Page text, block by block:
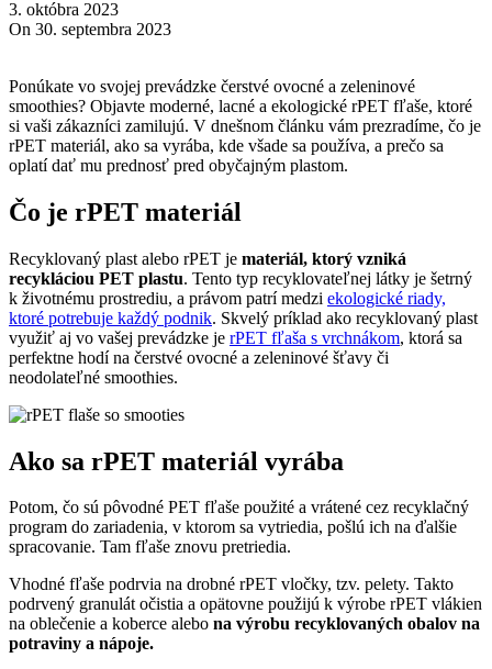
3. októbra 2023
On 30. septembra 2023
Ponúkate vo svojej prevádzke čerstvé ovocné a zeleninové
smoothies? Objavte moderné, lacné a ekologické rPET fľaše, ktoré
si vaši zákazníci zamilujú. V dnešnom článku vám prezradíme, čo je
rPET materiál, ako sa vyrába, kde všade sa používa, a prečo sa
oplatí dať mu prednosť pred obyčajným plastom.
Čo je rPET materiál
Recyklovaný plast alebo rPET je materiál, ktorý vzniká
recykláciou PET plastu. Tento typ recyklovateľnej látky je šetrný
k životnému prostrediu, a právom patrí medzi ekologické riady,
ktoré potrebuje každý podnik. Skvelý príklad ako recyklovaný plast
využiť aj vo vašej prevádzke je rPET fľaša s vrchnákom, ktorá sa
perfektne hodí na čerstvé ovocné a zeleninové šťavy či
neodolateľné smoothies.
Ako sa rPET materiál vyrába
Potom, čo sú pôvodné PET fľaše použité a vrátené cez recyklačný
program do zariadenia, v ktorom sa vytriedia, pošlú ich na ďalšie
spracovanie. Tam fľaše znovu pretriedia.
Vhodné fľaše podrvia na drobné rPET vločky, tzv. pelety. Takto
podrvený granulát očistia a opätovne použijú k výrobe rPET vlákien
na oblečenie a koberce alebo na výrobu recyklovaných obalov na
potraviny a nápoje.